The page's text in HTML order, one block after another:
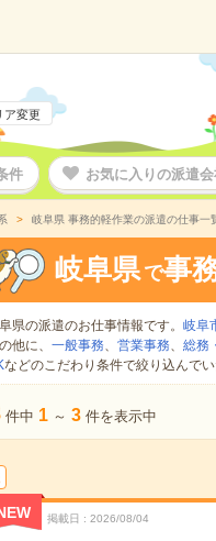
ア変更
件 お気に入りの派遣会
岐阜県 事務的軽作業の派遣の仕事一
岐阜県 で事
県の派遣のお仕事情報です。 岐阜
他に、 一般事務、 営業事務、 総務
などのこだわり条件で絞り込んでい
件中 1 ～ 3 件を表示中
掲載日 2026/08/04